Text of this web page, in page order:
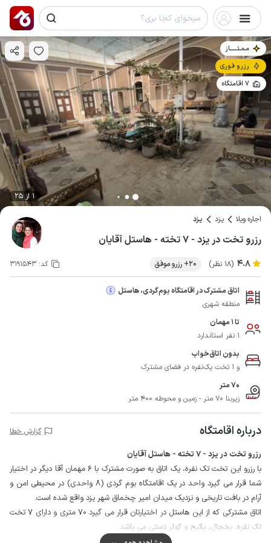
مـمـتــــــاز
رزرو فوری
7 اقامتگاه
1 از 25
اجاره ویلا یزد یزد
رزرو تخت در یزد - ۷ تخته - هاستل آقایان
4.8 (18 نظر) 20+ رزرو موفق کد: 3191543
اتاق مشترک در اقامتگاه بوم‌گردی، هاستل
منطقه شهری
تا 1 مهمان
1 نفر استاندارد
بدون اتاق‌خواب
و 1 تخت یک‌نفره در فضای مشترک
70 متر
زیربنا 70 متر - زمین و محوطه 400 متر
درباره اقامتگاه گزارش خطا
رزرو تخت در یزد - 7 تخته - هاستل آقایان
با رزرو این تخت تک نفره، یک اتاق به صورت مشترک با 6 مهمان آقا دیگر در اختیار
شما قرار می گیرد واحد در یک اقامتگاه بوم گردی (8 واحدی) در محیطی امن و
آرام در بافت تاریخی و نزدیک میدان امیر چخماق شهر یزد واقع شده است.
اتاق مشترکی که از این هاستل در اختیارتان قرار می گیرد 70 متری و دارای 7 تخت
تک نفره، یخچال، پکیج و کولر دستی می باشد.